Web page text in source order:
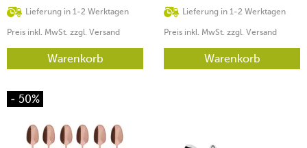
Lieferung in 1-2 Werktagen
Preis inkl. MwSt. zzgl. Versand
Warenkorb
Lieferung in 1-2 Werktagen
Preis inkl. MwSt. zzgl. Versand
Warenkorb
- 50%